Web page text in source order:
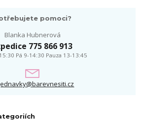
pomoci?
Blanka Hubnerová
775 866 913
Pá 9-14:30 Pauza 13-13:45